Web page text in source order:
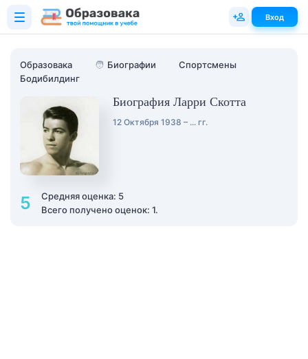
Образовака 🧑 Биографии
Спортсмены
Бодибилдинг
Биография Ларри Скотта
12 Октября 1938 – ... гг.
5
Средняя оценка: 5
Всего получено оценок: 1.
Вход